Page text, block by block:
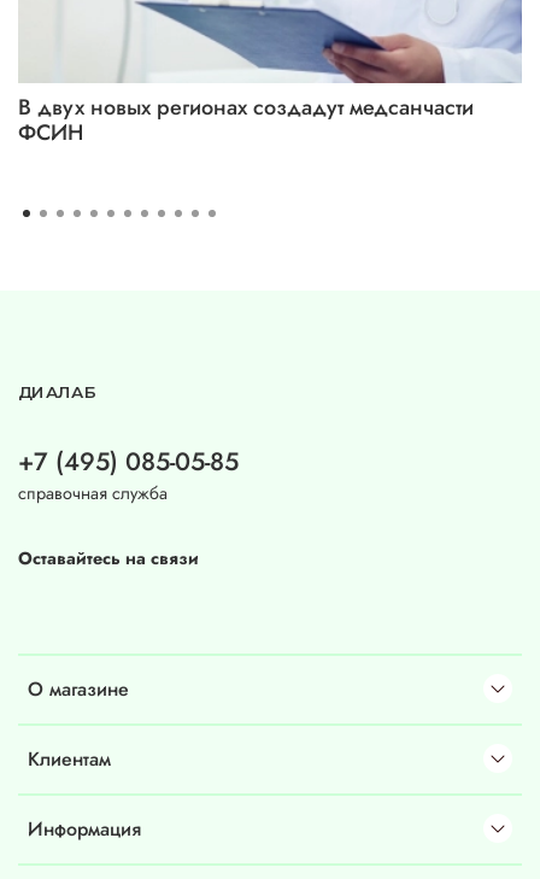
В двух новых регионах создадут медсанчасти
ФСИН
О магазине
Клиентам
Информация
ДИАЛАБ
+7 (495) 085-05-85
справочная служба
Оставайтесь на связи